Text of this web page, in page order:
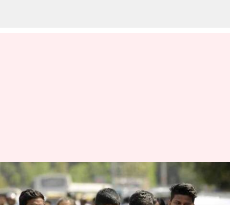
AP SSC Result 2025: పదో తరగతి
ఫలితాలు వచ్చేస్తున్నాయ్‌..